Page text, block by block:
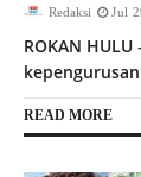
Redaksi Jul
‎ROKAN
READ MORE